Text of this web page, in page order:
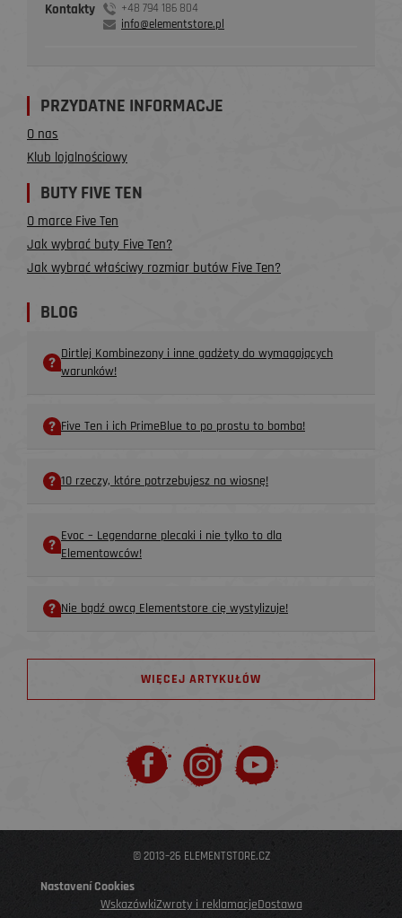
Kontakty
+48 794 186 804
info@elementstore.pl
PRZYDATNE INFORMACJE
O nas
Klub lojalnościowy
BUTY FIVE TEN
O marce Five Ten
Jak wybrać buty Five Ten?
Jak wybrać właściwy rozmiar butów Five Ten?
BLOG
Dirtlej Kombinezony i inne gadżety do wymagających
warunków!
Five Ten i ich PrimeBlue to po prostu to bomba!
10 rzeczy, które potrzebujesz na wiosnę!
Evoc – Legendarne plecaki i nie tylko to dla
Elementowców!
Nie bądź owcą Elementstore cię wystylizuje!
WIĘCEJ ARTYKUŁÓW
© 2013–26 ELEMENTSTORE.CZ
Nastavení Cookies
WskazówkiZwroty i reklamacjeDostawa